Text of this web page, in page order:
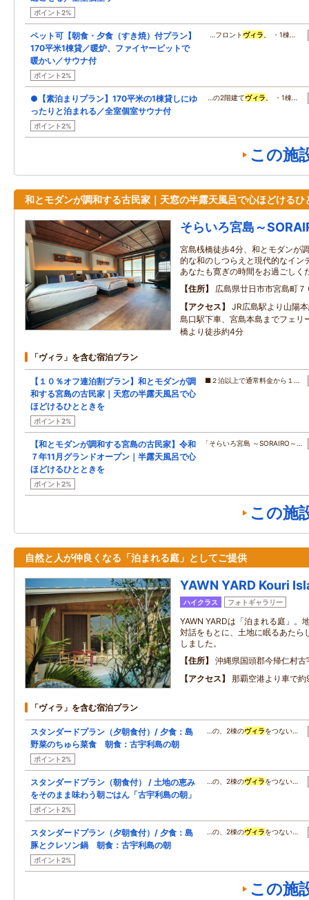
ポイント2%
ペット可【朝食・夕食（すき焼）付プラン】
170平米1棟貸／暖炉、ファイヤーピットで
暖かい／サウナ付
ポイント2%
…フロント ヴィラ 。 ・1棟…
●【素泊まりプラン】170平米の1棟貸しにゆ
ったりと泊まれる／全室個室サウナ付
ポイント2%
…の2階建てヴィラ 。 ・1棟…
この施
和とモダンが調和する古民家｜天窓の半露天風呂で心ほどけるひ
そらいろ宮島～
宮島桟橋徒歩4分、和とモダンが
的な和のしつらえと現代的なイン
あなたも寛ぎの時間をお過ごしく
住所
広島県廿日市市宮島町７
アクセス
JR広島駅より山陽
島口駅下車、宮島本島までフェリ
橋より徒歩約4分
「ヴィラ」を含む宿泊プラン
【１０％オフ連泊割プラン】和とモダンが調
和する宮島の古民家｜天窓の半露天風呂で心
ほどけるひとときを
ポイント2%
■２泊以上で通常料金から１…
【和とモダンが調和する宮島の古民家】令和
７年11月グランドオープン｜半露天風呂で心
ほどけるひとときを
ポイント2%
「そらいろ宮島 ～SORAIRO～…
この施
自然と人が仲良くなる「泊まれる庭」としてご提供
YAWN YARD Kouri
ハイクラス フォトギャラリー
YAWN YARDは「泊まれる庭」。
対話をもとに、土地に眠るあたら
しました。
住所
沖縄県国頭郡今帰仁村
アクセス
那覇空港より車で
「ヴィラ」を含む宿泊プラン
スタンダードプラン（夕朝食付）/ 夕食：島
野菜のちゅら菜食 朝食：古宇利島の朝
ポイント2%
…の、2棟のヴィラをつない…
スタンダードプラン（朝食付） / 土地の恵み
をそのまま味わう朝ごはん「古宇利島の朝」
ポイント2%
…の、2棟のヴィラをつない…
スタンダードプラン（夕朝食付）/ 夕食：島
豚とクレソン鍋 朝食：古宇利島の朝
ポイント2%
…の、2棟のヴィラをつない…
この施